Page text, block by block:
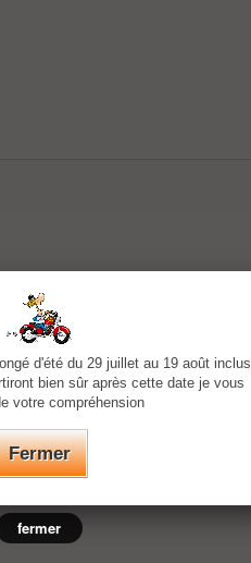
d'été du 29 juillet au 19 août inclus
bien sûr après cette date je vous
votre compréhension
Fermer
fermer